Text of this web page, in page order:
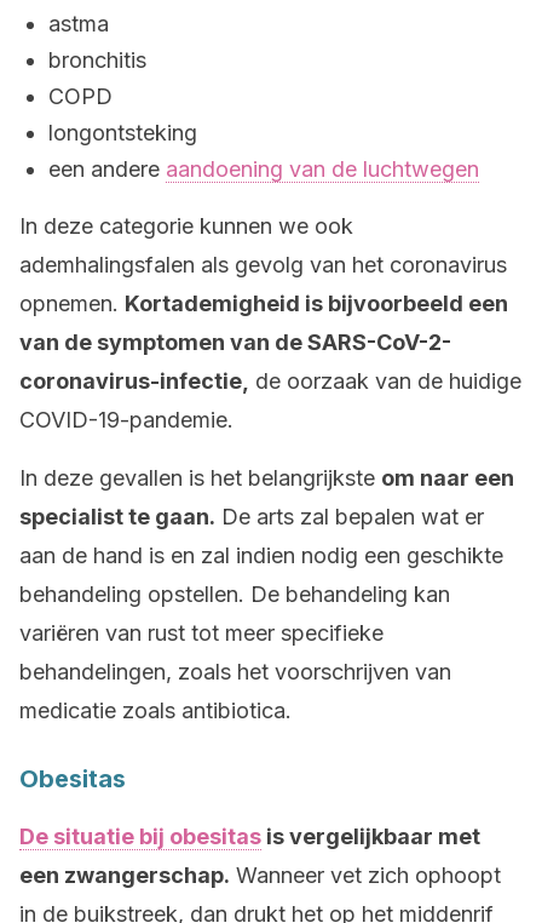
astma
bronchitis
COPD
longontsteking
een andere aandoening van de luchtwegen
In deze categorie kunnen we ook
ademhalingsfalen als gevolg van het coronavirus
opnemen. Kortademigheid is bijvoorbeeld een
van de symptomen van de SARS-CoV-2-
coronavirus-infectie, de oorzaak van de huidige
COVID-19-pandemie.
In deze gevallen is het belangrijkste om naar een
specialist te gaan. De arts zal bepalen wat er
aan de hand is en zal indien nodig een geschikte
behandeling opstellen. De behandeling kan
variëren van rust tot meer specifieke
behandelingen, zoals het voorschrijven van
medicatie zoals antibiotica.
Obesitas
De situatie bij obesitas is vergelijkbaar met
een zwangerschap. Wanneer vet zich ophoopt
in de buikstreek, dan drukt het op het middenrif